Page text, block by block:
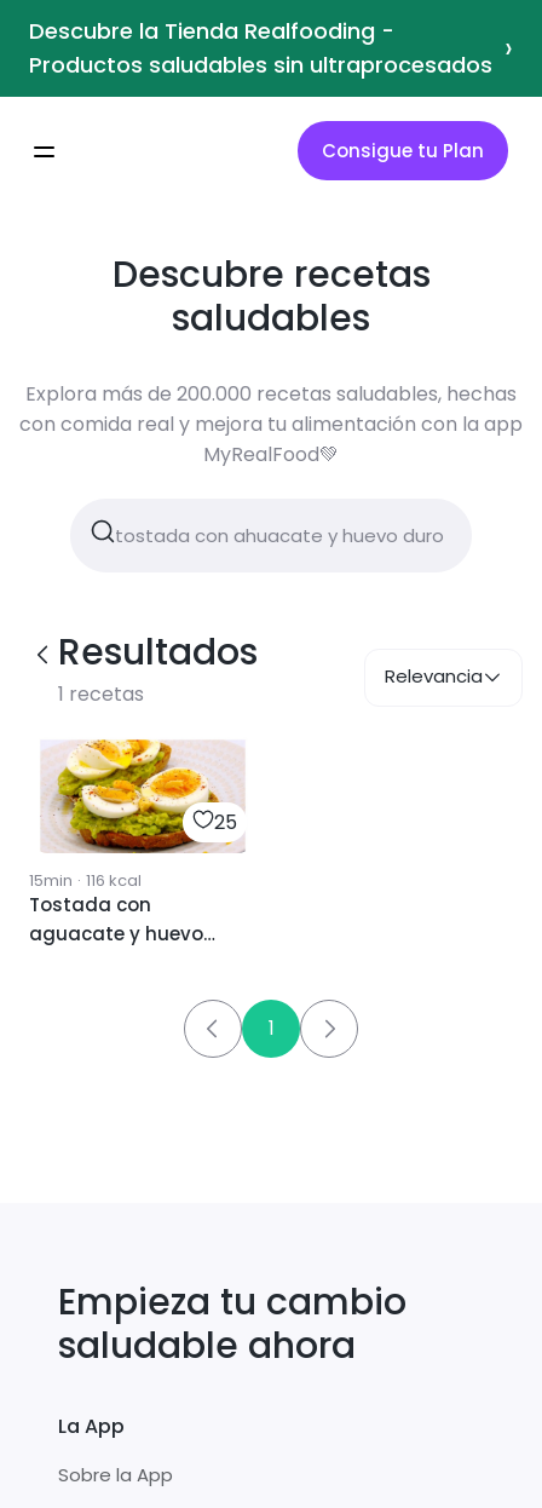
Descubre la Tienda Realfooding -
Productos saludables sin ultraprocesados ›
Consigue tu Plan
Descubre recetas
saludables
Explora más de 200.000 recetas saludables, hechas
con comida real y mejora tu alimentación con la app
MyRealFood💚
Resultados
1 recetas
Relevancia
25
15min · 116 kcal
Tostada con
aguacate y huevo
1
Empieza tu cambio
saludable ahora
La App
Sobre la App